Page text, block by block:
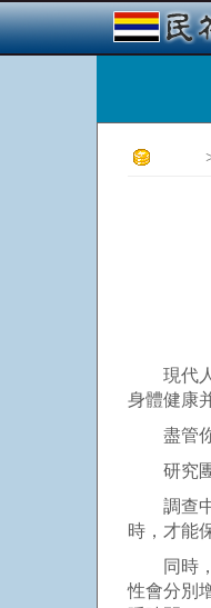
現代人
身體健康
盡管你
研究團
調查中
時，才能
同時，
性會分別